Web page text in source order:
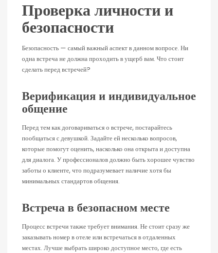
Проверка личности и
безопасности
Безопасность — самый важный аспект в данном вопросе. Ни
одна встреча не должна проходить в ущерб вам. Что стоит
сделать перед встречей?
Верификация и индивидуальное
общение
Перед тем как договариваться о встрече, постарайтесь
пообщаться с девушкой. Задайте ей несколько вопросов,
которые помогут оценить, насколько она открыта и доступна
для диалога. У профессионалов должно быть хорошее чувство
заботы о клиенте, что подразумевает наличие хотя бы
минимальных стандартов общения.
Встреча в безопасном месте
Процесс встречи также требует внимания. Не стоит сразу же
заказывать номер в отеле или встречаться в отдаленных
местах. Лучше выбрать широко доступное место, где есть